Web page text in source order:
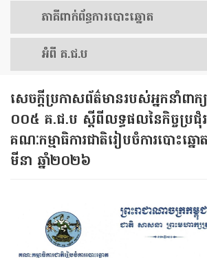
​ភាគីពាក់ព័ន្ធ​​ការ​បោះឆ្នោត
អំពី គ.ជ.ប
សេចក្ដីប្រកាសព័ត៌មានរបស់អ្នកនាំពា
០០៥ គ.ជ.ប ស្តីពីលទ្ធផលនៃកិច្ចប្រ
គណៈកម្មាធិការជាតិរៀបចំការបោះឆ្ន
មីនា ឆ្នាំ២០២៦